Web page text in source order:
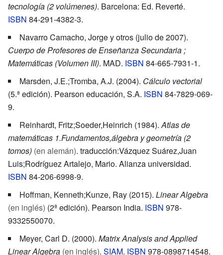
tecnología (2 volúmenes). Barcelona: Ed. Reverté.
ISBN 84-291-4382-3.
Navarro Camacho, Jorge y otros (julio de 2007).
Cuerpo de Profesores de Enseñanza Secundaria;
Matemáticas (Volumen III). MAD. ISBN 84-665-7931-1.
Marsden, J.E.;Tromba, A.J. (2004). Cálculo vectorial
(5.ª edición). Pearson educación, S.A. ISBN 84-7829-069-
9.
Reinhardt, Fritz;Soeder,Heinrich (1984).Atlas de
matemáticas 1.Fundamentos,álgebra y geometría (2
tomos) (en alemán). traducción:Vázquez Suárez,Juan
Luis;Rodríguez Artalejo, Mario. Alianza universidad.
ISBN 84-206-6998-9.
Hoffman, Kenneth;Kunze, Ray (2015). Linear Algebra
(en inglés) (2ª edición). Pearson India. ISBN 978-
9332550070.
Meyer, Carl D. (2000). Matrix Analysis and Applied
Linear Algebra (en inglés). SIAM. ISBN 978-0898714548.